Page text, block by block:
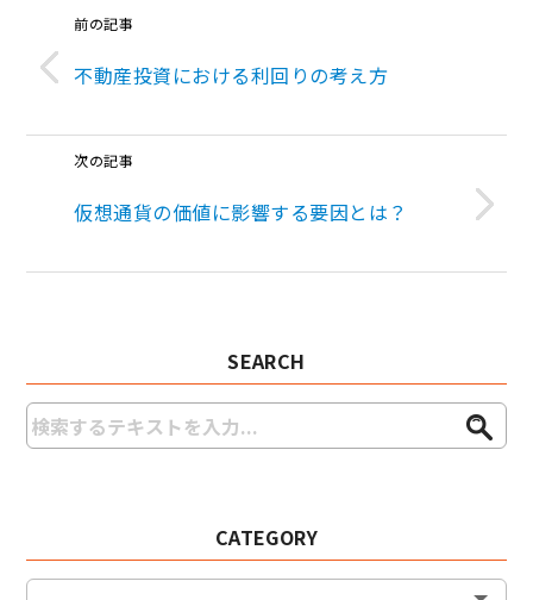
前の記事
不動産投資における利回りの考え方
次の記事
仮想通貨の価値に影響する要因とは？
SEARCH
CATEGORY